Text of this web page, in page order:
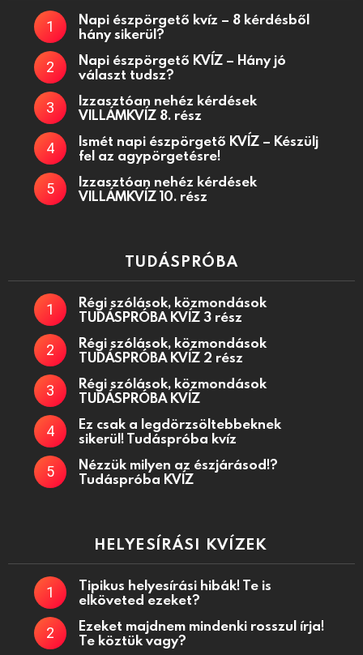
Napi észpörgető kvíz – 8 kérdésből
hány sikerül?
Napi észpörgető KVÍZ – Hány jó
választ tudsz?
Izzasztóan nehéz kérdések
VILLÁMKVÍZ 8. rész
Ismét napi észpörgető KVÍZ – Készülj
fel az agypörgetésre!
Izzasztóan nehéz kérdések
VILLÁMKVÍZ 10. rész
TUDÁSPRÓBA
Régi szólások, közmondások
TUDÁSPRÓBA KVÍZ 3 rész
Régi szólások, közmondások
TUDÁSPRÓBA KVÍZ 2 rész
Régi szólások, közmondások
TUDÁSPRÓBA KVÍZ
Ez csak a legdörzsöltebbeknek
sikerül! Tudáspróba kvíz
Nézzük milyen az észjárásod!?
Tudáspróba KVÍZ
HELYESÍRÁSI KVÍZEK
Tipikus helyesírási hibák! Te is
elköveted ezeket?
Ezeket majdnem mindenki rosszul írja!
Te köztük vagy?